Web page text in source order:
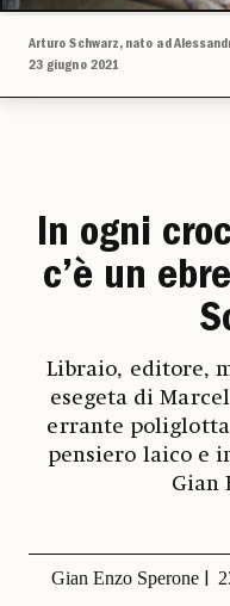
Arturo Schwarz, nato ad
23 giugno 2021
In ogni
c’è un
Libraio, editore,
esegeta di
errante
pensiero laico e
Gian
Gian Enzo Sperone